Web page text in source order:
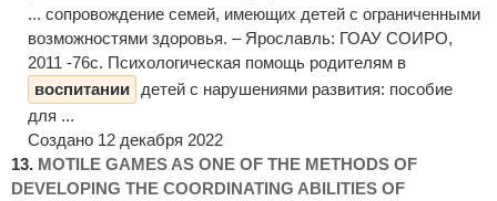
... сопровождение семей, имеющих детей с ограниченными
возможностями здоровья. – Ярославль: ГОАУ СОИРО,
2011 -76с. Психологическая помощь родителям в
воспитании
детей с нарушениями развития: пособие
для ...
Создано 12 декабря 2022
13. MOTILE GAMES AS ONE OF THE METHODS OF
DEVELOPING THE COORDINATING ABILITIES OF